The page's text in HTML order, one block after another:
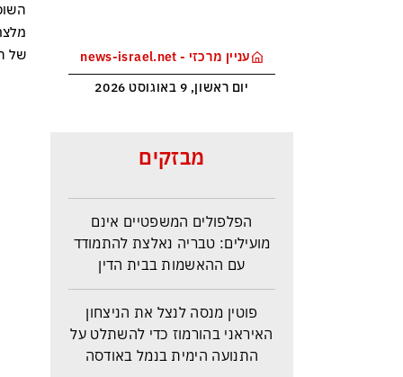
עניין מרכזי - news-israel.net
יום ראשון, 9 באוגוסט 2026
מבזקים
טורקיה ופקיסטן במבחן דרמטי
הפלפולים המשפטיים אינם
מועילים: טבריה נאלצת להתמודד
עם ההאשמות בבית הדין
פוטין מנסה לנצל את הניצחון
האיראני בהורמוז כדי להשתלט על
התנועה הימית בנמל באודסה
של